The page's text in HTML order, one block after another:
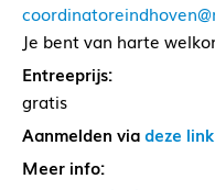
Je bent van harte
Entreeprijs:
gratis
Aanmelden viadeze link
Meer info: